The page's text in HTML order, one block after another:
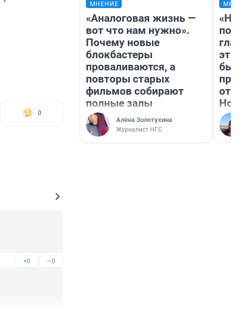
0
+0 –0
МНЕНИЕ
«Аналоговая жизнь —
вот что нам нужно».
Почему новые
блокбастеры
проваливаются, а
повторы старых
фильмов собирают
полные залы
Алёна Золотухина
Журналист НГС
этого
бьет